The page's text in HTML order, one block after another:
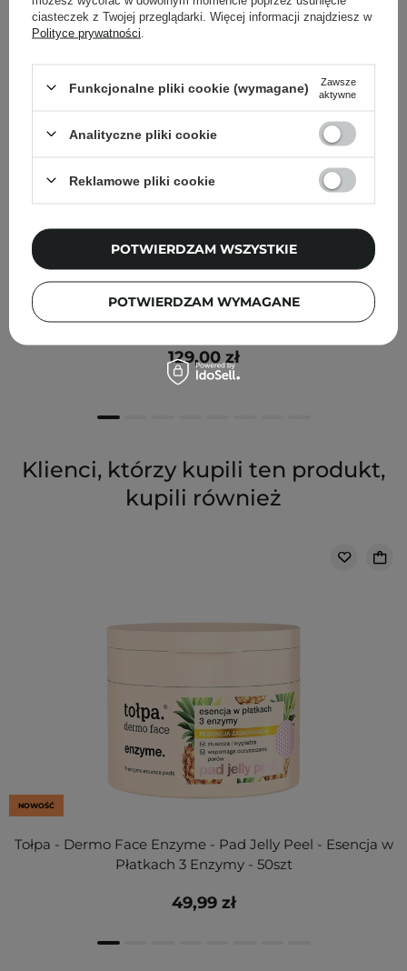
HEVEBLUE - Salmon PullKeratin Centella Hair
Shampoo - Regenerujący Szampon do Włosów - 500ml
129,00 zł
Klienci, którzy kupili ten produkt,
kupili również
NOWOŚĆ
Tołpa - Dermo Face Enzyme - Pad Jelly Peel - Esencja w
Płatkach 3 Enzymy - 50szt
49,99 zł
ciasteczek z Twojej przeglądarki. Więcej informacji znajdziesz w
Polityce prywatności
Funkcjonalne pliki cookie (wymagane)
Zawsze
aktywne
Analityczne pliki cookie
Reklamowe pliki cookie
POTWIERDZAM WYMAGANE
POTWIERDZAM WSZYSTKIE